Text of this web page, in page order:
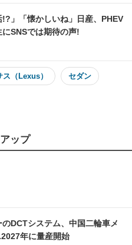
!?」「懐かしいね」日産、PHEV
SNSでは期待の声!
ス（Lexus） セダン
ップ
DCTシステム、中国二輪車メ
年に量産開始